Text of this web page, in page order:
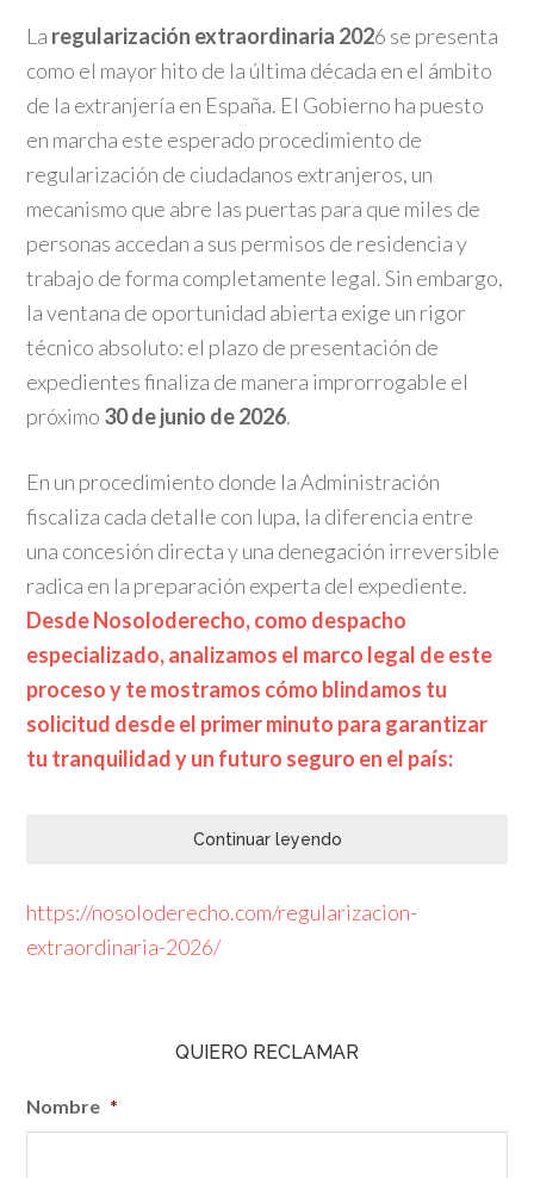
La regularización extraordinaria 2026 se presenta
como el mayor hito de la última década en el ámbito
de la extranjería en España. El Gobierno ha puesto
en marcha este esperado procedimiento de
regularización de ciudadanos extranjeros, un
mecanismo que abre las puertas para que miles de
personas accedan a sus permisos de residencia y
trabajo de forma completamente legal. Sin embargo,
la ventana de oportunidad abierta exige un rigor
técnico absoluto: el plazo de presentación de
expedientes finaliza de manera improrrogable el
próximo 30 de junio de 2026.
En un procedimiento donde la Administración
fiscaliza cada detalle con lupa, la diferencia entre
una concesión directa y una denegación irreversible
radica en la preparación experta del expediente.
Desde Nosoloderecho, como despacho
especializado, analizamos el marco legal de este
proceso y te mostramos cómo blindamos tu
solicitud desde el primer minuto para garantizar
tu tranquilidad y un futuro seguro en el país:
Continuar leyendo
https://nosoloderecho.com/regularizacion-
extraordinaria-2026/
QUIERO RECLAMAR
Nombre *